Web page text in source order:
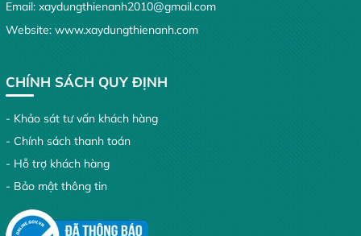
Email: xaydungthienanh2010@gmail.com
Website: www.xaydungthienanh.com
CHÍNH SÁCH QUY ĐỊNH
- Khảo sát tư vấn khách hàng
- Chính sách thanh toán
- Hỗ trợ khách hàng
- Bảo mật thông tin